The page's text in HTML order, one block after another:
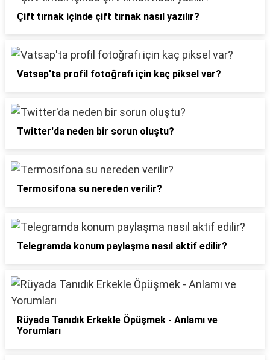
Çift tırnak içinde çift tırnak nasıl yazılır?
Vatsap'ta profil fotoğrafı için kaç piksel var?
Twitter'da neden bir sorun oluştu?
Termosifona su nereden verilir?
Telegramda konum paylaşma nasıl aktif edilir?
Rüyada Tanıdık Erkekle Öpüşmek - Anlamı ve
Yorumları